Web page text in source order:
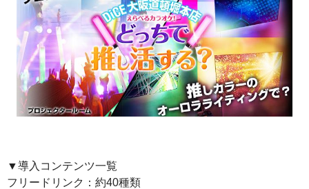
▼導入コンテンツ一覧
フリードリンク：約40種類